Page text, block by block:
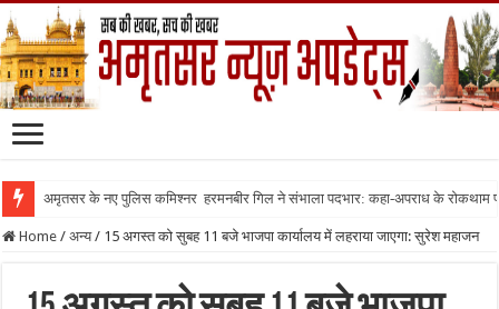
अमृतसर के नए पुलिस कमिश्नर हरमनबीर गिल ने संभाला पदभार: कहा-अपराध के रोकथाम
Home / अन्य / 15 अगस्त को सुबह 11 बजे भाजपा कार्यालय में लहराया जाएगा: सुरेश महाजन